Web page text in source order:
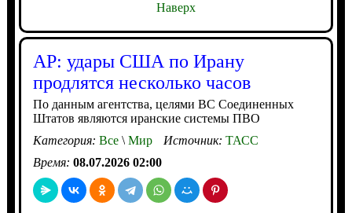
Наверх
AP: удары США по Ирану
продлятся несколько часов
По данным агентства, целями ВС Соединенных
Штатов являются иранские системы ПВО
Категория: Все\Мир Источник: ТАСС
Время: 08.07.2026 02:00